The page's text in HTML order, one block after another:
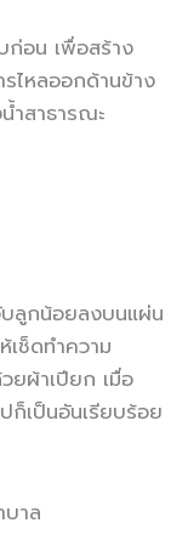
ก่อน เพื่อสร้าง
ไหลออกด้านข้าง
ำสาธารณะ
ลูกน้อยลงบนแผ่น
เช็ดทำความ
ยผ้าเปียก เมื่อ
ก็เป็นอันเรียบร้อย
าล